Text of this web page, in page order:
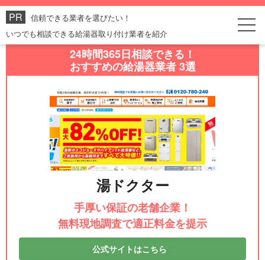
信頼できる業者を選びたい！
いつでも相談できる給湯器取り付け業者を紹介
24時間365日相談できる！
おすすめの給湯器業者 3選
湯ドクター
手厚い保証の老舗企業！
無料現地調査で適正料金を提示
公式サイトはこちら